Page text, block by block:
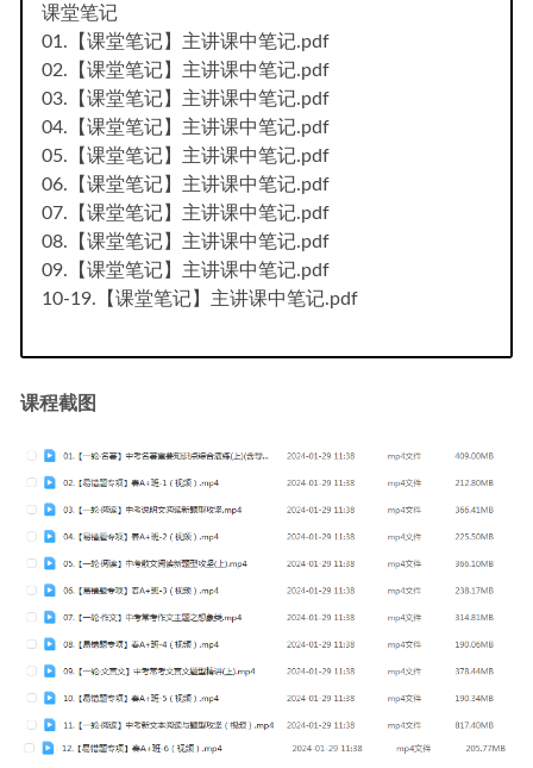
课堂笔记
01.【课堂笔记】主讲课中笔记.pdf
02.【课堂笔记】主讲课中笔记.pdf
03.【课堂笔记】主讲课中笔记.pdf
04.【课堂笔记】主讲课中笔记.pdf
05.【课堂笔记】主讲课中笔记.pdf
06.【课堂笔记】主讲课中笔记.pdf
07.【课堂笔记】主讲课中笔记.pdf
08.【课堂笔记】主讲课中笔记.pdf
09.【课堂笔记】主讲课中笔记.pdf
10-19.【课堂笔记】主讲课中笔记.pdf
课程截图